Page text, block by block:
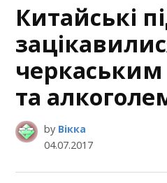
Китайські
та
by Вікка
04.07.2017